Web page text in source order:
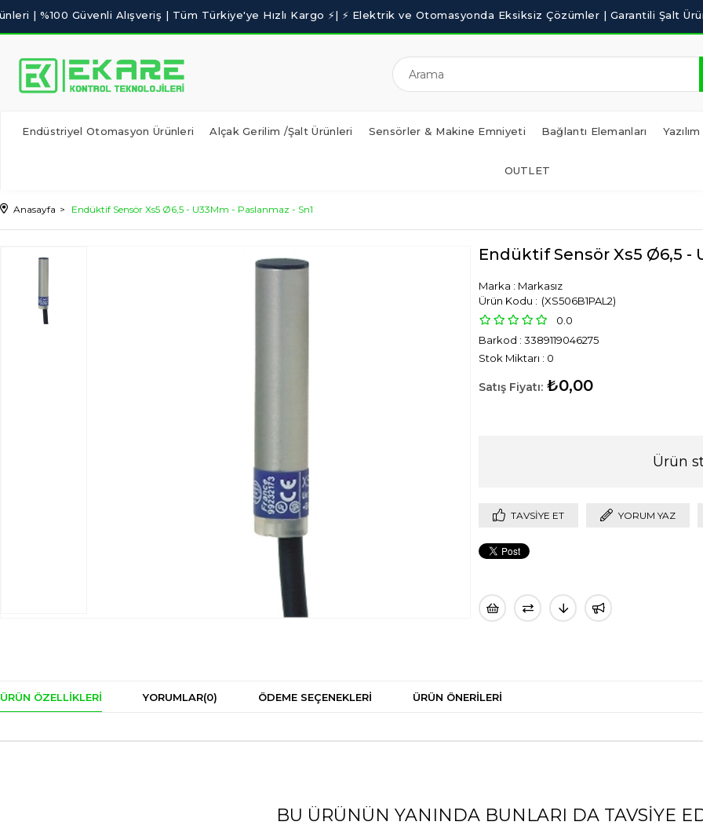
Endüstriyel Otomasyon Ürünleri Alçak Gerilim /Şalt Ürünleri Sensörler & Makine Emniyeti Bağlantı Elemanları
OUTLET
Anasayfa Endüktif Sensör Xs5 Ø6,5 - U33Mm - Paslanmaz - Sn1
Endüktif Sensör Xs5 Ø6,5 -
Marka : Markasız
(XS506B1PAL2)
0.0
Barkod : 3389119046275
Stok Miktarı : 0
₺0,00
Ürün
TAVSIYE ET YORUM YAZ
ÜRÜN ÖZELLIKLERI YORUMLAR(0) ÖDEME SEÇENEKLERI ÜRÜN ÖNERILERI
BU ÜRÜNÜN YANINDA BUNLARI DA TAVSIYE